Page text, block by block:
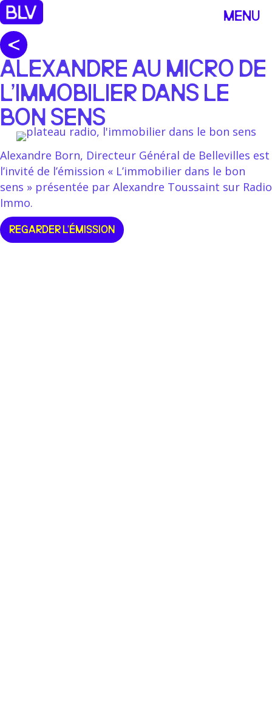
MENU
ALEXANDRE AU MICRO DE
L’IMMOBILIER DANS LE
BON SENS
Alexandre Born, Directeur Général de Bellevilles est
l’invité de l’émission « L’immobilier dans le bon
sens » présentée par Alexandre Toussaint sur Radio
Immo.
REGARDER L'ÉMISSION